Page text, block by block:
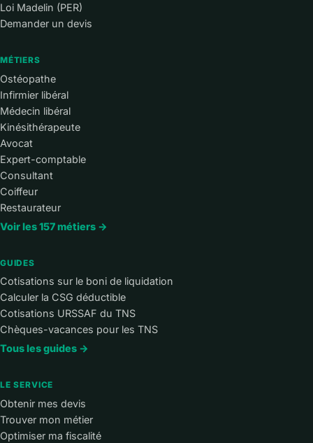
Loi Madelin (PER)
Demander un devis
MÉTIERS
Ostéopathe
Infirmier libéral
Médecin libéral
Kinésithérapeute
Avocat
Expert-comptable
Consultant
Coiffeur
Restaurateur
Voir les 157 métiers →
GUIDES
Cotisations sur le boni de liquidation
Calculer la CSG déductible
Cotisations URSSAF du TNS
Chèques-vacances pour les TNS
Tous les guides →
LE SERVICE
Obtenir mes devis
Trouver mon métier
Optimiser ma fiscalité